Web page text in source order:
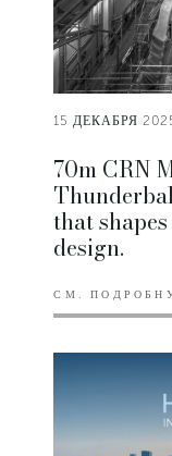
15 ДЕКАБРЯ
70m CRN
that
design.
СМ.